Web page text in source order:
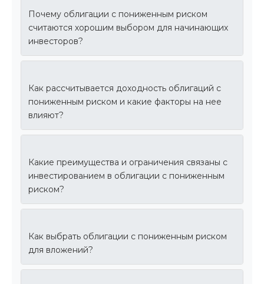
Почему облигации с пониженным риском
считаются хорошим выбором для начинающих
инвесторов?
Как рассчитывается доходность облигаций с
пониженным риском и какие факторы на нее
влияют?
Какие преимущества и ограничения связаны с
инвестированием в облигации с пониженным
риском?
Как выбрать облигации с пониженным риском
для вложений?